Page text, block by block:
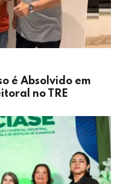
é Absolvido em
no TRE